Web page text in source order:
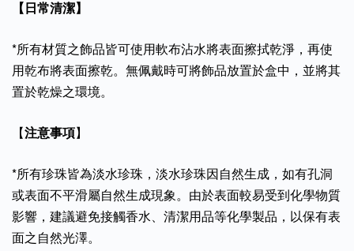
【日常清潔】
*所有材質之飾品皆可使用軟布沾水將表面擦拭乾淨，再使
用乾布將表面擦乾。無佩戴時可將飾品放置於盒中，並將其
置於乾燥之環境。
【注意事項】
*所有珍珠皆為淡水珍珠，淡水珍珠因自然生成，如有孔洞
或表面不平滑屬自然生成現象。由於表面較易受到化學物質
影響，建議避免接觸香水、清潔用品等化學製品，以保有表
面之自然光澤。